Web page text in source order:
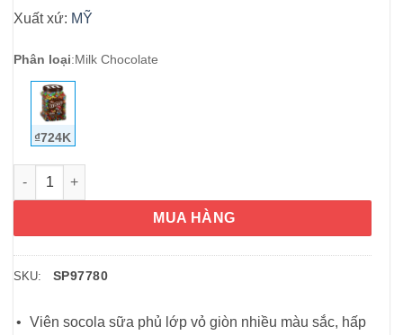
Xuất xứ: MỸ
Phân loại:Milk Chocolate
₫724K
Socola M&M Milk Chocolate Pantry Size Hộp 1757.7g số lượng
MUA HÀNG
SKU: SP97780
Viên socola sữa phủ lớp vỏ giòn nhiều màu sắc, hấp